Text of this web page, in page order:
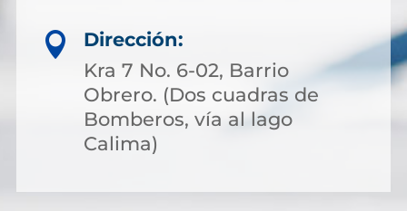

Dirección:
Kra 7 No. 6-02, Barrio
Obrero. (Dos cuadras de
Bomberos, vía al lago
Calima)